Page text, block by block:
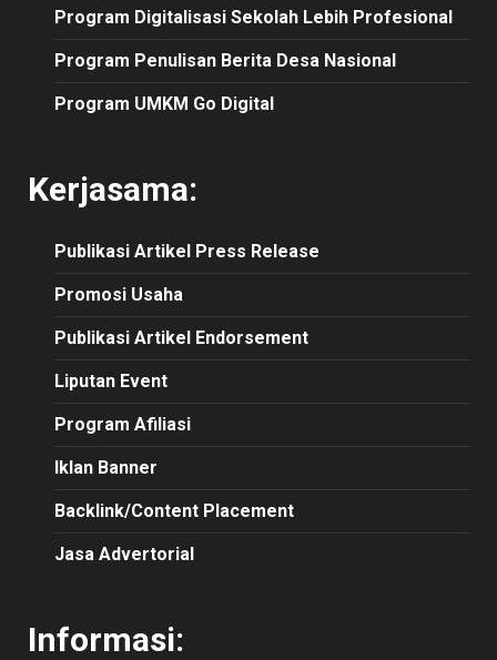
Program Digitalisasi Sekolah Lebih Profesional
Program Penulisan Berita Desa Nasional
Program UMKM Go Digital
Kerjasama:
Publikasi Artikel Press Release
Promosi Usaha
Publikasi Artikel Endorsement
Liputan Event
Program Afiliasi
Iklan Banner
Backlink/Content Placement
Jasa Advertorial
Informasi: